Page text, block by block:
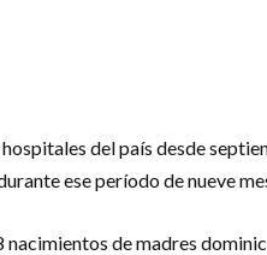
del país desde
ese período de nueve
de madres